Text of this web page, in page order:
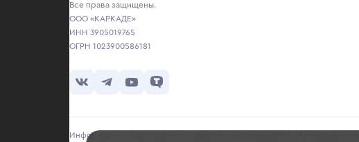
Все права защищены.
ООО «КАРКАДЕ»
ИНН 3905019765
ОГРН 1023900586181
Информация о транспортном средстве, участвующем в